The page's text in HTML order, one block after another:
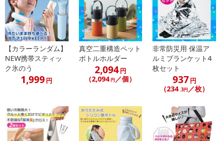
【カラーランダム】
NEW携帯スティッ
ク氷のう
1,999円
真空二重構造ペット
ボトルホルダー
2,094円
（2,094 円／個）
非常防災用 保温ア
ルミブランケット4
枚セット
937円
（234.3円／枚）